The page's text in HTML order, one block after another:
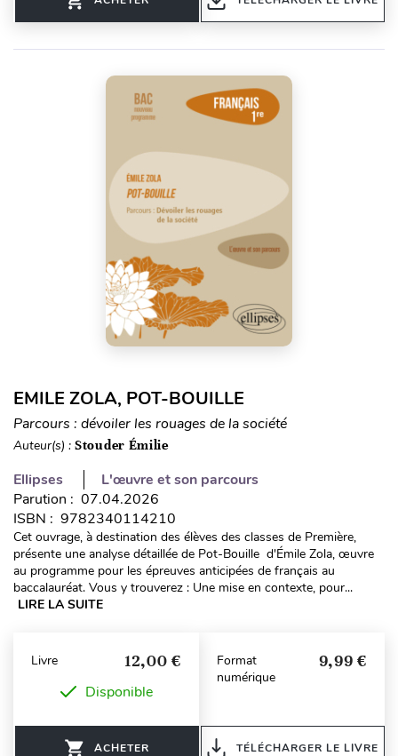
EMILE ZOLA, POT-BOUILLE
Parcours : dévoiler les rouages de la société
Auteur(s) : Stouder Émilie
Ellipses
L'œuvre et son parcours
Parution : 07.04.2026
ISBN : 9782340114210
Cet ouvrage, à destination des élèves des classes de Première,
présente une analyse détaillée de Pot-Bouille d'Émile Zola, œuvre
au programme pour les épreuves anticipées de français au
baccalauréat. Vous y trouverez : Une mise en contexte, pour...
LIRE LA SUITE
Livre 12,00 €
Disponible
ACHETER
Format
numérique
9,99 €
TÉLÉCHARGER LE LIVRE